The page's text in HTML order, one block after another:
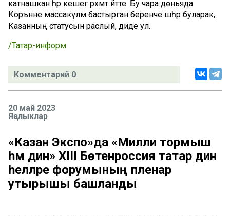
катнашкан һәр кешегә рәхмәт әйтте. Бу чара дөньяда
Коръәнне массакүләм бастырган беренче шәһәр буларак,
Казанның статусын раслый, диде ул.
/Татар-информ
Комментарий 0
20 май 2023
Яңалыклар
«Казан Экспо»да «Милли тормыш
һәм дин» XIII Бөтенроссия татар дин
әһелләре форумының пленар
утырышы башланды